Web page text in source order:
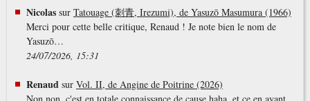
Nicolassur Tatouage (刺青, Irezumi), de Yasuzō Masumura (1966)
Merci pour cette belle critique, Renaud ! Je note bien le nom de
Yasuzō…
24/07/2026, 15:31
Renaudsur Vol. II, de Angine de Poitrine (2026)